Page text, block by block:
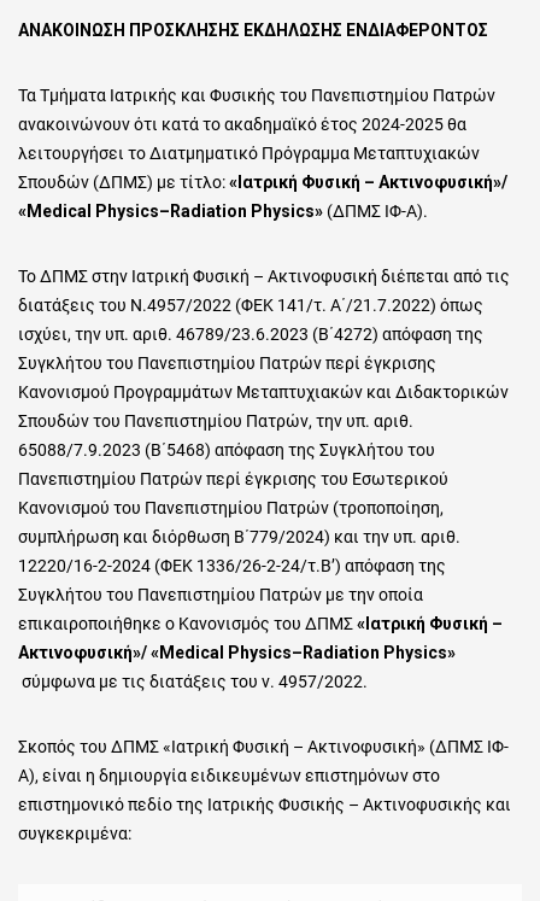
ΑΝΑΚΟΙΝΩΣΗ ΠΡΟΣΚΛΗΣΗΣ ΕΚΔΗΛΩΣΗΣ ΕΝΔΙΑΦΕΡΟΝΤΟΣ
Τα Τμήματα Ιατρικής και Φυσικής του Πανεπιστημίου Πατρών
ανακοινώνουν ότι κατά το ακαδημαϊκό έτος 2024-2025 θα
λειτουργήσει το Διατμηματικό Πρόγραμμα Μεταπτυχιακών
Σπουδών (ΔΠΜΣ) με τίτλο:«Ιατρική Φυσική – Ακτινοφυσική»/
«Medical Physics– Radiation Physics» (ΔΠΜΣ ΙΦ-Α).
Το ΔΠΜΣ στην Ιατρική Φυσική – Ακτινοφυσική διέπεται από τις
διατάξεις τoυ Ν.4957/2022 (ΦΕΚ 141/τ. Α΄/21.7.2022) όπως
ισχύει, την υπ. αριθ. 46789/23.6.2023 (Β΄4272) απόφαση της
Συγκλήτου του Πανεπιστημίου Πατρών περί έγκρισης
Κανονισμού Προγραμμάτων Μεταπτυχιακών και Διδακτορικών
Σπουδών του Πανεπιστημίου Πατρών, την υπ. αριθ.
65088/7.9.2023 (Β΄5468) απόφαση της Συγκλήτου του
Πανεπιστημίου Πατρών περί έγκρισης του Εσωτερικού
Κανονισμού του Πανεπιστημίου Πατρών (τροποποίηση,
συμπλήρωση και διόρθωση Β΄779/2024) και την υπ. αριθ.
12220/16-2-2024 (ΦΕΚ 1336/26-2-24/τ.Β’) απόφαση της
Συγκλήτου του Πανεπιστημίου Πατρών με την οποία
επικαιροποιήθηκε ο Κανονισμός του ΔΠΜΣ«Ιατρική Φυσική –
Ακτινοφυσική»/ «Medical Physics– Radiation Physics»
σύμφωνα με τις διατάξεις του ν. 4957/2022.
Σκοπός του ΔΠΜΣ «Ιατρική Φυσική – Ακτινοφυσική» (ΔΠΜΣ ΙΦ-
Α), είναι η δημιουργία ειδικευμένων επιστημόνων στο
επιστημονικό πεδίο της Ιατρικής Φυσικής – Ακτινοφυσικής και
συγκεκριμένα: